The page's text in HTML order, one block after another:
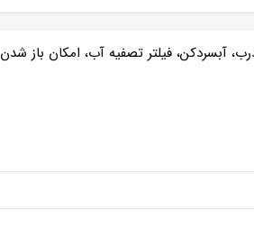
آبسردکن، فیلتر تصفیه آب، امکان باز شدن